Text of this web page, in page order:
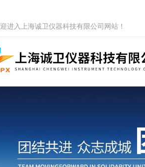
进入上海诚卫仪器科技有限公司网站！